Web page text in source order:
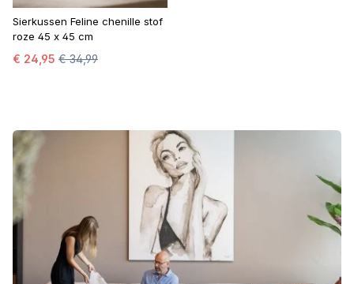
Sierkussen Feline chenille stof
roze 45 x 45 cm
€ 24,95 € 34,99